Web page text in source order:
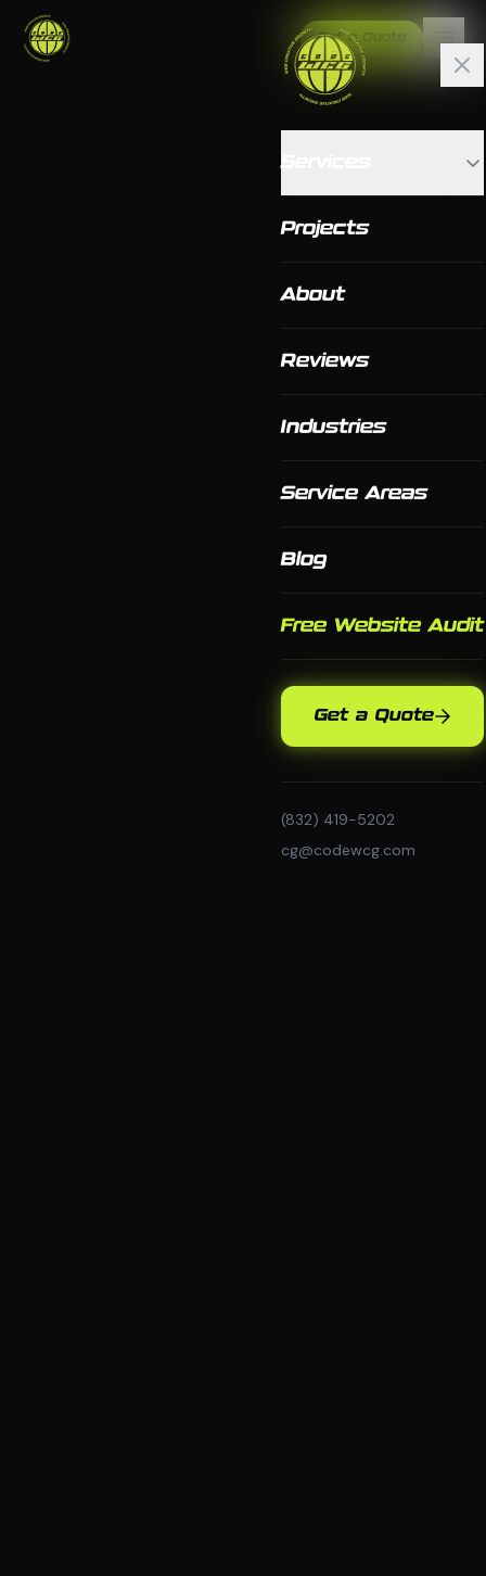
Get a Quote
Projects
About
Reviews
Industries
Service Areas
Blog
Free Website Audit
Get a Quote
(832) 419-5202
cg@codewcg.com